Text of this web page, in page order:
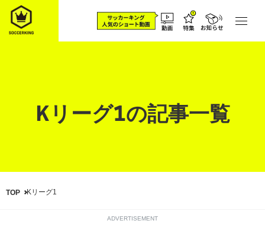
Kリーグ1の記事一覧
TOP Kリーグ1
ADVERTISEMENT